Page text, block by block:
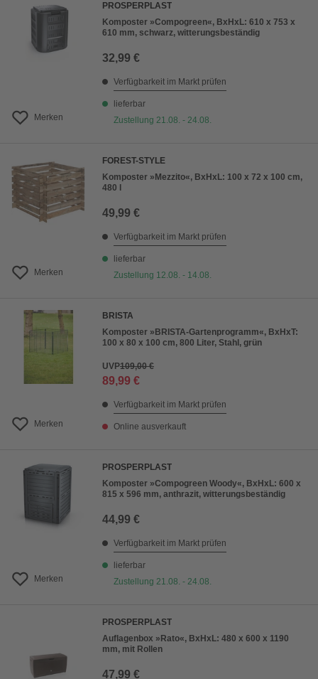
Merken
PROSPERPLAST
Komposter »Compogreen«, BxHxL: 610 x 753 x
610 mm, schwarz, witterungsbeständig
32,99 €
Verfügbarkeit im Markt prüfen
lieferbar
Zustellung 21.08. - 24.08.
Merken
FOREST-STYLE
Komposter »Mezzito«, BxHxL: 100 x 72 x 100 cm,
480 l
49,99 €
Verfügbarkeit im Markt prüfen
lieferbar
Zustellung 12.08. - 14.08.
Merken
BRISTA
Komposter »BRISTA-Gartenprogramm«, BxHxT:
100 x 80 x 100 cm, 800 Liter, Stahl, grün
UVP109,00 €
89,99 €
Verfügbarkeit im Markt prüfen
Online ausverkauft
Merken
PROSPERPLAST
Komposter »Compogreen Woody«, BxHxL: 600 x
815 x 596 mm, anthrazit, witterungsbeständig
44,99 €
Verfügbarkeit im Markt prüfen
lieferbar
Zustellung 21.08. - 24.08.
PROSPERPLAST
Auflagenbox »Rato«, BxHxL: 480 x 600 x 1190
mm, mit Rollen
47,99 €